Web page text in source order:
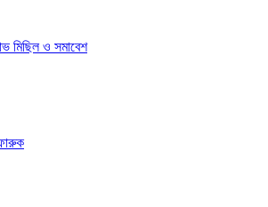
মিছিল ও সমাবেশ